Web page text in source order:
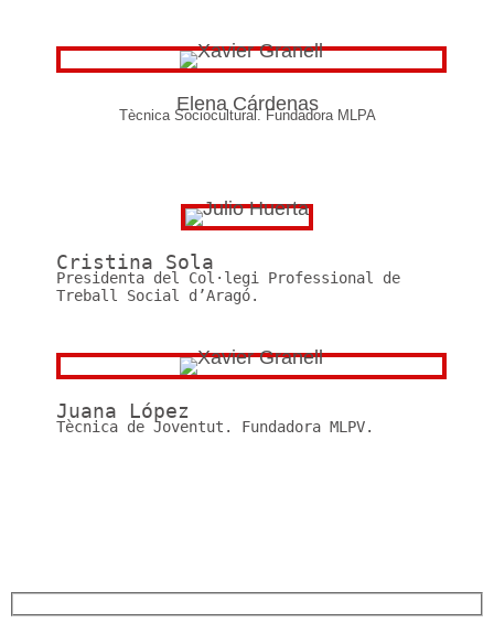
Elena Cárdenas
Tècnica Sociocultural. Fundadora MLPA
Cristina Sola
Presidenta del Col·legi Professional de
Treball Social d’Aragó.
Juana López
Tècnica de Joventut. Fundadora MLPV.